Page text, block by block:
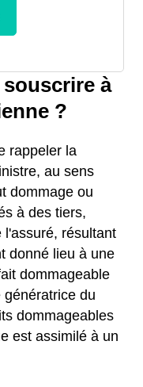
à
?
rappeler la
au sens
dommage ou
à des tiers,
l'assuré, résultant
donné lieu à une
dommageable
du
dommageables
est assimilé à un